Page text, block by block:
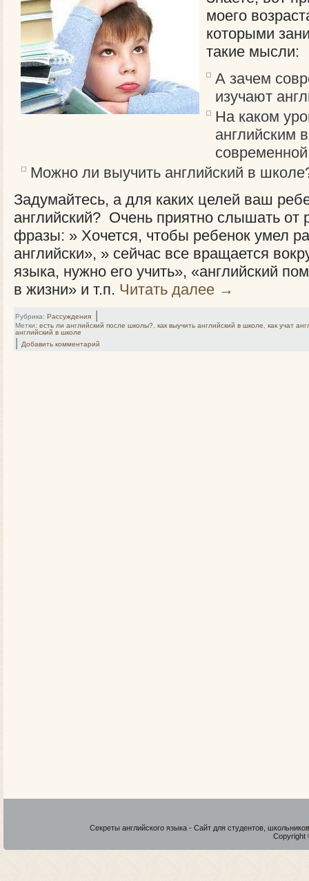
моего
которыми
такие мысли:
А зачем
изучают
На каком
английским
Можно ли выучить английский в
Задумайтесь, а для каких целей ваш
английский? Очень приятно слышать от
фразы: » Хочется, чтобы ребенок умел
английски», » сейчас все вращается
языка, нужно его учить», «английский
в жизни» и т.п. Читать далее →
Рубрика: Рассуждения |
Метки: есть ли английский после школы? как выучить английский в школе
как учат
английский в школе
| Добавить комментарий
Секреты английского языка - Сайт для студентов,
Copyright